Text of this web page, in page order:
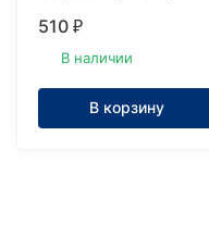
510 ₽
В наличии
В корзину